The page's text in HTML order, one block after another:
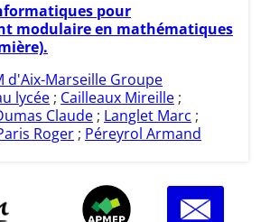
pour
modulaire en mathématiques
d'Aix-Marseille Groupe
lycée ; Cailleaux Mireille ;
Claude ; Langlet Marc ;
Roger ; Péreyrol Armand